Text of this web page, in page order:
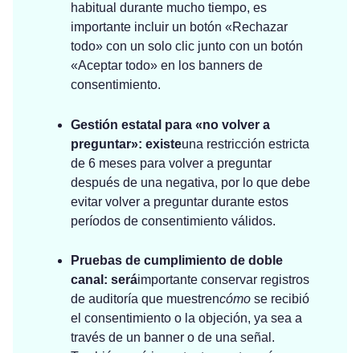
habitual durante mucho tiempo, es
importante incluir un botón «Rechazar
todo» con un solo clic junto con un botón
«Aceptar todo» en los banners de
consentimiento.
Gestión estatal para «no volver a
preguntar»: existeuna restricción estricta
de 6 meses para volver a preguntar
después de una negativa, por lo que debe
evitar volver a preguntar durante estos
períodos de consentimiento válidos.
Pruebas de cumplimiento de doble
canal: seráimportante conservar registros
de auditoría que muestrencómo se recibió
el consentimiento o la objeción, ya sea a
través de un banner o de una señal.